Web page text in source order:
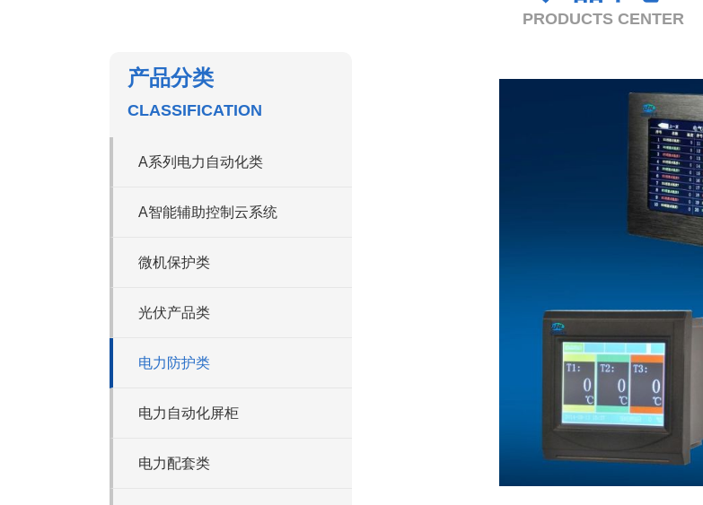
PRODUCTS CENTER
产品分类
CLASSIFICATION
A系列电力自动化类
A智能辅助控制云系统
微机保护类
光伏产品类
电力防护类
电力自动化屏柜
电力配套类